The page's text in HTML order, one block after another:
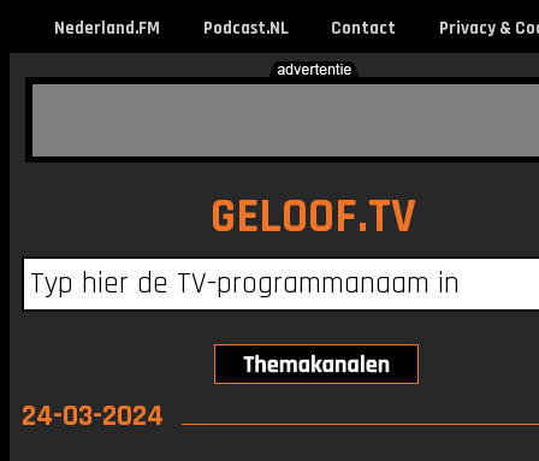
Nederland.FM Podcast.NL Contact Privacy &
GELOOF.TV
24-03-2024